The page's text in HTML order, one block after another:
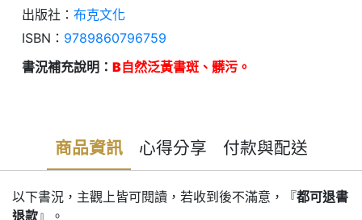
出版社： 布克文化
ISBN： 9789860796759
書況補充說明： B自然泛黃書斑、髒污。
商品資訊 心得分享 付款與配送
以下書況，主觀上皆可閱讀，若收到後不滿意，『都可退書
退款』。